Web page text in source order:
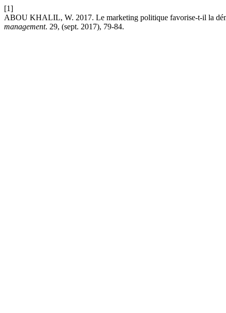
[1]
ABOU KHALIL, W. 2017. Le marketing politique favorise-t-il la
management. 29, (sept. 2017), 79-84.